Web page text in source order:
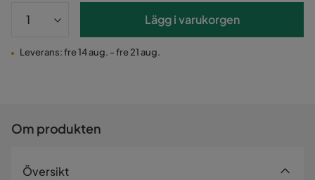
Lägg i varukorgen
Leverans: fre 14 aug. - fre 21 aug.
Om produkten
Översikt